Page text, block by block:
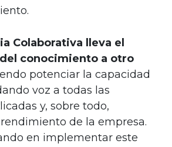
Colaborativa
lleva el
conocimiento a otro
potenciar la capacidad
voz a todas las
y, sobre todo,
de la empresa.
en implementar este